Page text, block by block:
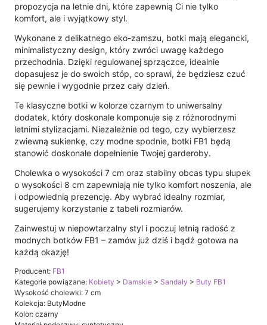
propozycja na letnie dni, które zapewnią Ci nie tylko
komfort, ale i wyjątkowy styl.
Wykonane z delikatnego eko-zamszu, botki mają elegancki,
minimalistyczny design, który zwróci uwagę każdego
przechodnia. Dzięki regulowanej sprzączce, idealnie
dopasujesz je do swoich stóp, co sprawi, że będziesz czuć
się pewnie i wygodnie przez cały dzień.
Te klasyczne botki w kolorze czarnym to uniwersalny
dodatek, który doskonale komponuje się z różnorodnymi
letnimi stylizacjami. Niezależnie od tego, czy wybierzesz
zwiewną sukienkę, czy modne spodnie, botki FB1 będą
stanowić doskonałe dopełnienie Twojej garderoby.
Cholewka o wysokości 7 cm oraz stabilny obcas typu słupek
o wysokości 8 cm zapewniają nie tylko komfort noszenia, ale
i odpowiednią prezencję. Aby wybrać idealny rozmiar,
sugerujemy korzystanie z tabeli rozmiarów.
Zainwestuj w niepowtarzalny styl i poczuj letnią radość z
modnych botków FB1 – zamów już dziś i bądź gotowa na
każdą okazję!
Producent: FB1
Kategorie powiązane: Kobiety > Damskie > Sandały > Buty FB1
Wysokość cholewki: 7 cm
Kolekcja: ButyModne
Kolor: czarny